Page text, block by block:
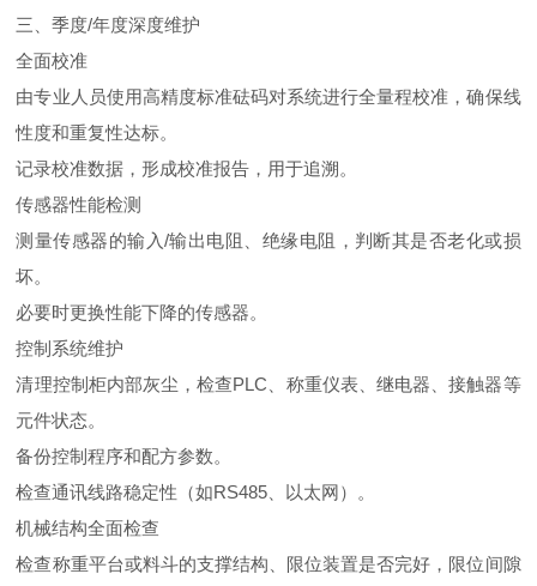
三、季度/年度深度维护
全面校准
由专业人员使用高精度标准砝码对系统进行全量程校准，确保线
性度和重复性达标。
记录校准数据，形成校准报告，用于追溯。
传感器性能检测
测量传感器的输入/输出电阻、绝缘电阻，判断其是否老化或损
坏。
必要时更换性能下降的传感器。
控制系统维护
清理控制柜内部灰尘，检查PLC、称重仪表、继电器、接触器等
元件状态。
备份控制程序和配方参数。
检查通讯线路稳定性（如RS485、以太网）。
机械结构全面检查
检查称重平台或料斗的支撑结构、限位装置是否完好，限位间隙